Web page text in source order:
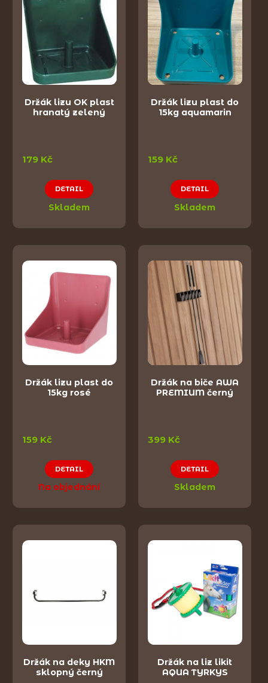
Držák lizu OK plast
hranatý zelený
179 Kč
DETAIL
Skladem
Držák lizu plast do
15kg aquamarin
159 Kč
DETAIL
Skladem
Držák lizu plast do
15kg rosé
159 Kč
DETAIL
Na objednání
Držák na biče AWA
PREMIUM černý
399 Kč
DETAIL
Skladem
Držák na deky HKM
sklopný černý
Držák na liz likit
AQUA TYRKYS